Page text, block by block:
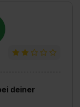
deiner